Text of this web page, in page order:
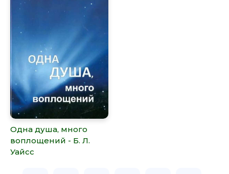
Одна душа, много
воплощений - Б. Л.
Уайсс